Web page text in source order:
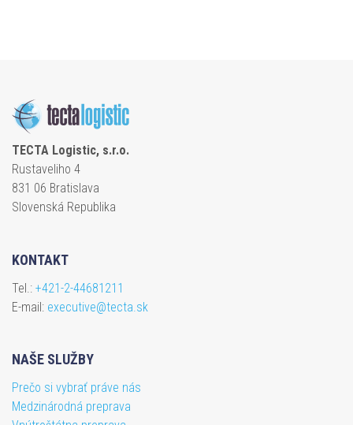
TECTA Logistic, s.r.o.
Rustaveliho 4
831 06 Bratislava
Slovenská Republika
KONTAKT
Tel.: +421-2-44681211
E-mail: executive@tecta.sk
NAŠE SLUŽBY
Prečo si vybrať práve nás
Medzinárodná preprava